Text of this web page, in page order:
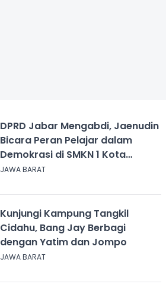
DPRD Jabar Mengabdi, Jaenudin
Bicara Peran Pelajar dalam
Demokrasi di SMKN 1 Kota
Sukabumi
JAWA BARAT
Kunjungi Kampung Tangkil
Cidahu, Bang Jay Berbagi
dengan Yatim dan Jompo
JAWA BARAT